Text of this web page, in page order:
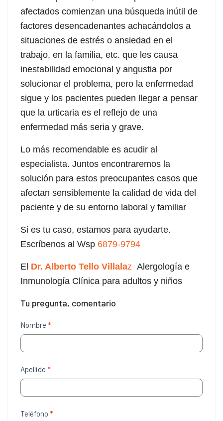
afectados comienzan una búsqueda inútil de
factores desencadenantes achacándolos a
situaciones de estrés o ansiedad en el
trabajo, en la familia, etc. que les causa
inestabilidad emocional y angustia por
solucionar el problema, pero la enfermedad
sigue y los pacientes pueden llegar a pensar
que la urticaria es el reflejo de una
enfermedad más seria y grave.
Lo más recomendable es acudir al
especialista. Juntos encontraremos la
solución para estos preocupantes casos que
afectan sensiblemente la calidad de vida del
paciente y de su entorno laboral y familiar
Si es tu caso, estamos para ayudarte.
Escríbenos al Wsp 6879-9794
El Dr. Alberto Tello Villalaz Alergología e
Inmunología Clínica para adultos y niños
Tu pregunta, comentario
Contáctenos
Nombre *
Apellido *
Teléfono *